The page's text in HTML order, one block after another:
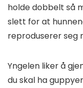
holde dobbelt så
slett for at
reproduserer seg
Yngelen liker å
du skal ha